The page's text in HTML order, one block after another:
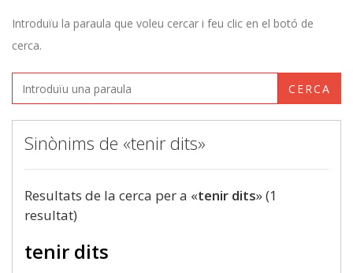
Introduïu la paraula que voleu cercar i feu clic en el botó de
cerca.
CERCA
Sinònims de «tenir dits»
Resultats de la cerca per a «tenir dits» (1
resultat)
tenir dits